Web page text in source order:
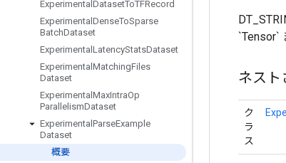
Experimental DatasetToTFRecord
Experimental DenseToSparse
BatchDataset
Experimental LatencyStatsDataset
Experimental MatchingFiles
Dataset
Experimental MaxIntraOp
ParallelismDataset
Experimental ParseExample
Dataset
概要
`Tensor`
ネスト
ク
ラ
ス